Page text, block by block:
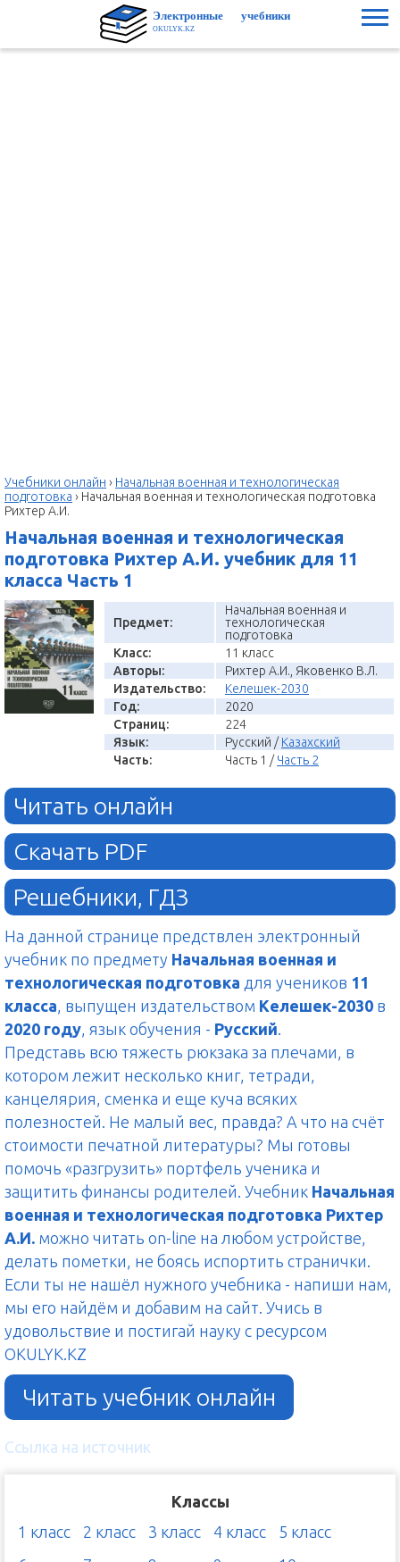
Учебники онлайн › Начальная военная и технологическая
подготовка › Начальная военная и технологическая подготовка
Рихтер А.И.
Начальная военная и технологическая
подготовка Рихтер А.И. учебник для 11
класса Часть 1
Предмет:
Начальная военная и
технологическая
подготовка
Класс:
11 класс
Авторы:
Рихтер А.И., Яковенко В.Л.
Издательство:
Келешек-2030
Год:
2020
Страниц:
224
Язык:
Русский / Казахский
Часть:
Часть 1 / Часть 2
Читать онлайн
Скачать PDF
Решебники, ГДЗ
На данной странице предствлен электронный
учебник по предмету Начальная военная и
технологическая подготовка для учеников 11
класса, выпущен издательством Келешек-2030 в
2020 году, язык обучения - Русский.
Представь всю тяжесть рюкзака за плечами, в
котором лежит несколько книг, тетради,
канцелярия, сменка и еще куча всяких
полезностей. Не малый вес, правда? А что на счёт
стоимости печатной литературы? Мы готовы
помочь «разгрузить» портфель ученика и
защитить финансы родителей. Учебник Начальная
военная и технологическая подготовка Рихтер
А.И. можно читать on-line на любом устройстве,
делать пометки, не боясь испортить странички.
Если ты не нашёл нужного учебника - напиши нам,
мы его найдём и добавим на сайт. Учись в
удовольствие и постигай науку с ресурсом
OKULYK.KZ
Читать учебник онлайн
Ссылка на источник
Классы
1 класс
2 класс 3 класс 4 класс
5 класс